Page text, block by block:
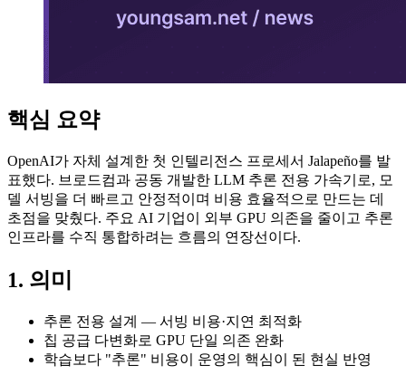
핵심 요약
OpenAI가 자체 설계한 첫 인텔리전스 프로세서 Jalapeño를 발
표했다. 브로드컴과 공동 개발한 LLM 추론 전용 가속기로, 모
델 서빙을 더 빠르고 안정적이며 비용 효율적으로 만드는 데
초점을 맞췄다. 주요 AI 기업이 외부 GPU 의존을 줄이고 추론
인프라를 수직 통합하려는 흐름의 연장선이다.
1. 의미
추론 전용 설계 — 서빙 비용·지연 최적화
칩 공급 다변화로 GPU 단일 의존 완화
학습보다 "추론" 비용이 운영의 핵심이 된 현실 반영